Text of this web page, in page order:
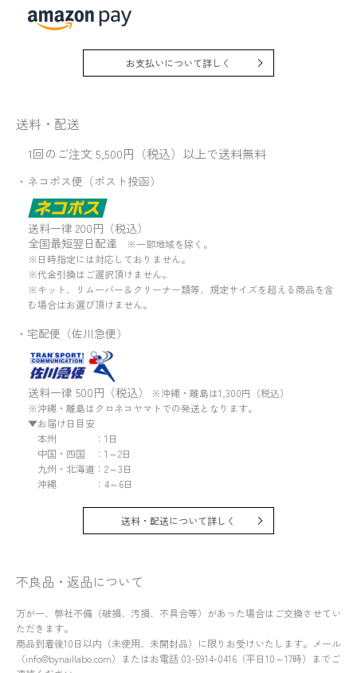
お支払いについて詳しく
送料・配送
1回のご注文 5,500円（税込）以上で送料無料
・ネコポス便（ポスト投函）
送料一律 200円（税込）
全国最短翌日配達 ※一部地域を除く。
※日時指定には対応しておりません。
※代金引換はご選択頂けません。
※キット、リムーバー＆クリーナー類等、規定サイズを超える商品を含
む場合はお選び頂けません。
・宅配便（佐川急便）
送料一律 500円（税込）
※沖縄・離島は1,300円（税込）
※沖縄・離島はクロネコヤマトでの発送となります。
▼お届け日目安
本州 ：1日
中国・四国 ：1～2日
九州・北海道：2～3日
沖縄 ：4～6日
送料・配送について詳しく
不良品・返品について
万が一、弊社不備（破損、汚損、不具合等）があった場合はご交換させてい
ただきます。
商品到着後10日以内（未使用、未開封品）に限りお受けいたします。メール
（info@bynaillabo.com）またはお電話 03-5914-0416（平日10～17時）までご